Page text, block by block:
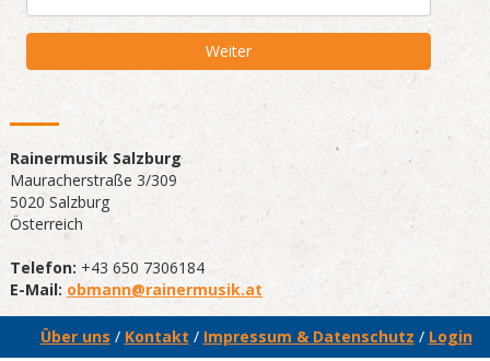
Rainermusik Salzburg
Mauracherstraße 3/309
5020 Salzburg
Österreich
Telefon: +43 650 7306184
E-Mail: obmann@rainermusik.at
Über uns / Kontakt / Impressum & Datenschutz / Login